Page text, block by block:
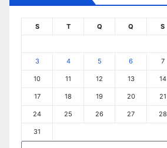
S T Q Q S
3 4 5 6 7
10 11 12 13 14
17 18 19 20 21
24 25 26 27 28
31